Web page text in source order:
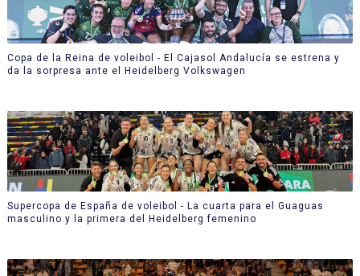
Copa de la Reina de voleibol - El Cajasol Andalucía se estrena y
da la sorpresa ante el Heidelberg Volkswagen
Supercopa de España de voleibol - La cuarta para el Guaguas
masculino y la primera del Heidelberg femenino